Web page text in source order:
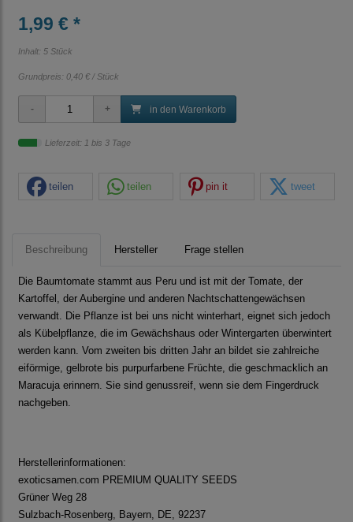
1,99 € *
Inhalt: 5 Stück
Grundpreis: 0,40 € / Stück
in den Warenkorb
Lieferzeit: 1 bis 3 Tage
teilen teilen pin it tweet
Beschreibung Hersteller Frage stellen
Die Baumtomate stammt aus Peru und ist mit der Tomate, der
Kartoffel, der Aubergine und anderen Nachtschattengewächsen
verwandt. Die Pflanze ist bei uns nicht winterhart, eignet sich jedoch
als Kübelpflanze, die im Gewächshaus oder Wintergarten überwintert
werden kann. Vom zweiten bis dritten Jahr an bildet sie zahlreiche
eiförmige, gelbrote bis purpurfarbene Früchte, die geschmacklich an
Maracuja erinnern. Sie sind genussreif, wenn sie dem Fingerdruck
nachgeben.
Herstellerinformationen:
exoticsamen.com PREMIUM QUALITY SEEDS
Grüner Weg 28
Sulzbach-Rosenberg, Bayern, DE, 92237